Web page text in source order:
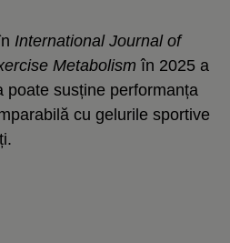
International Journal of
Metabolism în 2025 a
poate susține performanța
cu gelurile sportive